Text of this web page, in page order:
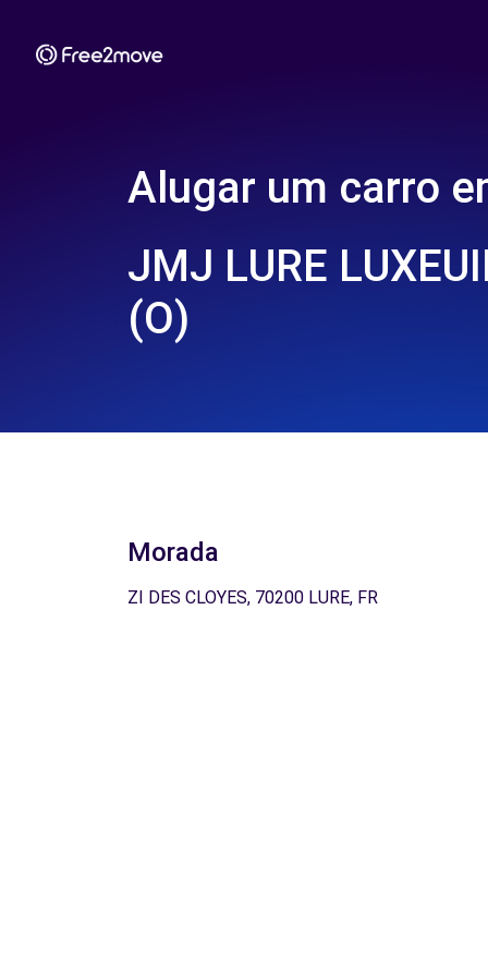
Alugar um carro
JMJ LURE
(O)
Morada
ZI DES CLOYES, 70200 LURE, FR